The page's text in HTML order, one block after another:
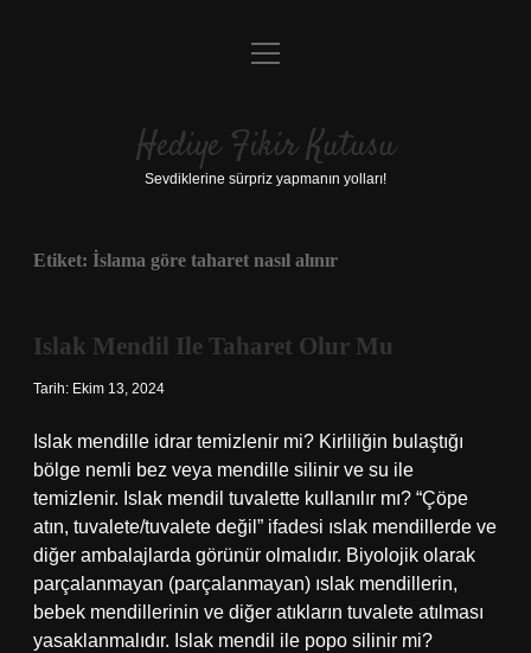
Anasayfa
Yasal Uyarı
menüyü
Hediye Fikir Kutusu
Sevdiklerine sürpriz yapmanın yolları!
Etiket: İslama göre taharet nasıl alınır
Islak Mendil Ile Taharet Olur Mu
Tarih: Ekim 13, 2024
Islak mendille idrar temizlenir mi? Kirliliğin bulaştığı
bölge nemli bez veya mendille silinir ve su ile
temizlenir. Islak mendil tuvalette kullanılır mı? “Çöpe
atın, tuvalete/tuvalete değil” ifadesi ıslak mendillerde ve
diğer ambalajlarda görünür olmalıdır. Biyolojik olarak
parçalanmayan (parçalanmayan) ıslak mendillerin,
bebek mendillerinin ve diğer atıkların tuvalete atılması
yasaklanmalıdır. Islak mendil ile popo silinir mi?